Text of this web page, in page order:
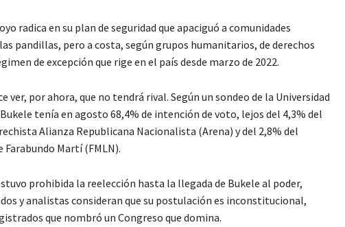
radica en su plan de seguridad que apaciguó a comunidades
pandillas, pero a costa, según grupos humanitarios, de derechos
de excepción que rige en el país desde marzo de 2022.
ver, por ahora, que no tendrá rival. Según un sondeo de la Universidad
tenía en agosto 68,4% de intención de voto, lejos del 4,3% del
Alianza Republicana Nacionalista (Arena) y del 2,8% del
Martí (FMLN).
prohibida la reelección hasta la llegada de Bukele al poder,
y analistas consideran que su postulación es inconstitucional,
que nombró un Congreso que domina.